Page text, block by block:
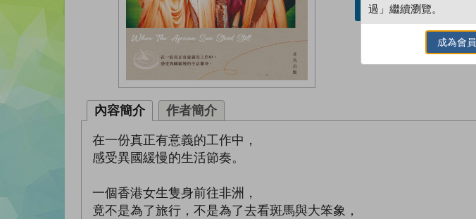
借閱實體書
內容簡介 作者簡介
在一份真正有意義的工作中，
感受異國緩慢的生活節奏。
一個香港女生隻身前往非洲，
竟不是為了旅行，不是為了去看斑馬與大笨象，
過」繼續瀏覽。
成為會員